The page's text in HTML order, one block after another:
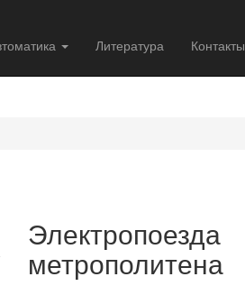
Литература Контакты
Электропоезда
метрополитена